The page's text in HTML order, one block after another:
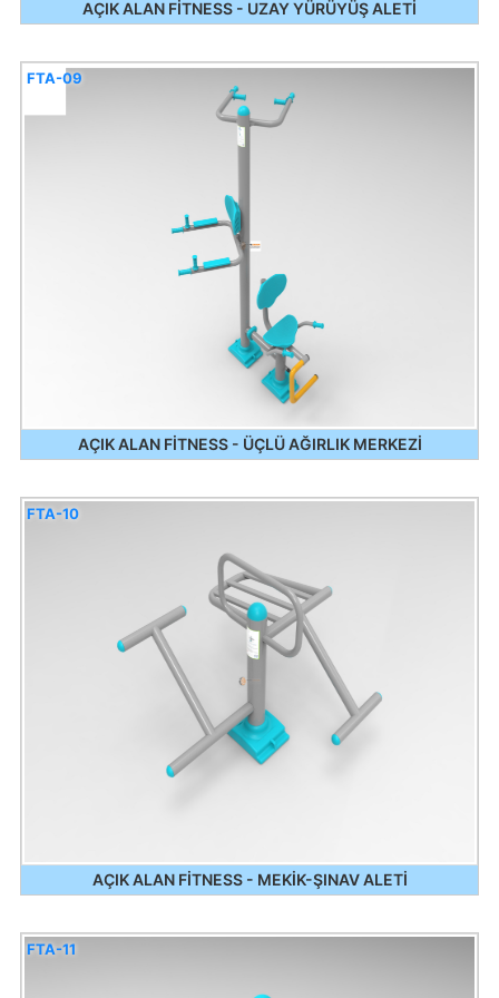
AÇIK ALAN FİTNESS - UZAY YÜRÜYÜŞ ALETİ
AÇIK ALAN FİTNESS - ÜÇLÜ AĞIRLIK MERKEZİ
FTA-09
AÇIK ALAN FİTNESS - MEKİK-ŞINAV ALETİ
FTA-10
FTA-11